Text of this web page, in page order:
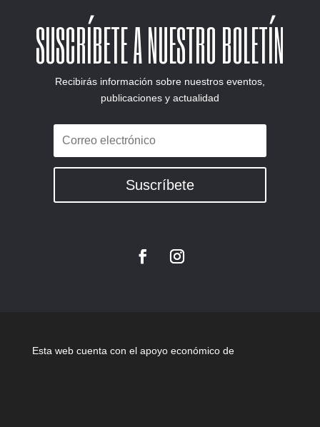
SUSCRÍBETE A NUESTRO BOLETÍN
Recibirás información sobre nuestros eventos,
publicaciones y actualidad
Suscríbete
Esta web cuenta con el apoyo económico de